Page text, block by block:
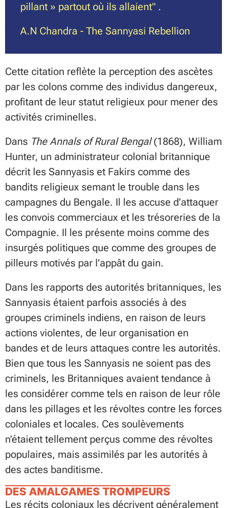
pillant » partout où ils allaient" .
A.N Chandra - The Sannyasi Rebellion
Cette citation reflète la perception des ascètes
par les colons comme des individus dangereux,
profitant de leur statut religieux pour mener des
activités criminelles.
Dans The Annals of Rural Bengal(1868), William
Hunter, un administrateur colonial britannique
décrit les Sannyasis et Fakirs comme des
bandits religieux semant le trouble dans les
campagnes du Bengale. Il les accuse d’attaquer
les convois commerciaux et les trésoreries de la
Compagnie. Il les présente moins comme des
insurgés politiques que comme des groupes de
pilleurs motivés par l’appât du gain.
Dans les rapports des autorités britanniques, les
Sannyasis étaient parfois associés à des
groupes criminels indiens, en raison de leurs
actions violentes, de leur organisation en
bandes et de leurs attaques contre les autorités.
Bien que tous les Sannyasis ne soient pas des
criminels, les Britanniques avaient tendance à
les considérer comme tels en raison de leur rôle
dans les pillages et les révoltes contre les forces
coloniales et locales. Ces soulèvements
n’étaient tellement perçus comme des révoltes
populaires, mais assimilés par les autorités à
des actes banditisme.
DES AMALGAMES TROMPEURS
Les récits coloniaux les décrivent généralement